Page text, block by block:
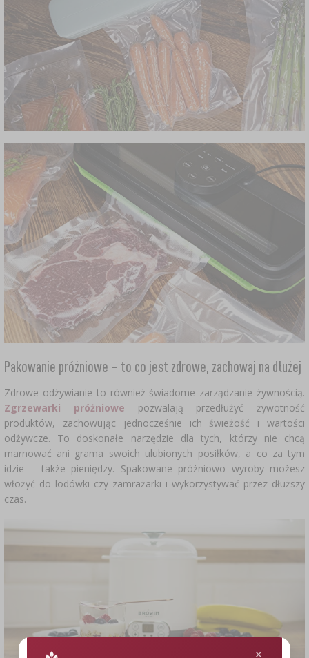
Pakowanie próżniowe – to co jest zdrowe, zachowaj na dłużej
Zdrowe odżywianie to również świadome zarządzanie żywnością.
Zgrzewarki próżniowe pozwalają przedłużyć żywotność
produktów, zachowując jednocześnie ich świeżość i wartości
odżywcze. To doskonałe narzędzie dla tych, którzy nie chcą
marnować ani grama swoich ulubionych posiłków, a co za tym
idzie – także pieniędzy. Spakowane próżniowo wyroby możesz
włożyć do lodówki czy zamrażarki i wykorzystywać przez dłuższy
czas.